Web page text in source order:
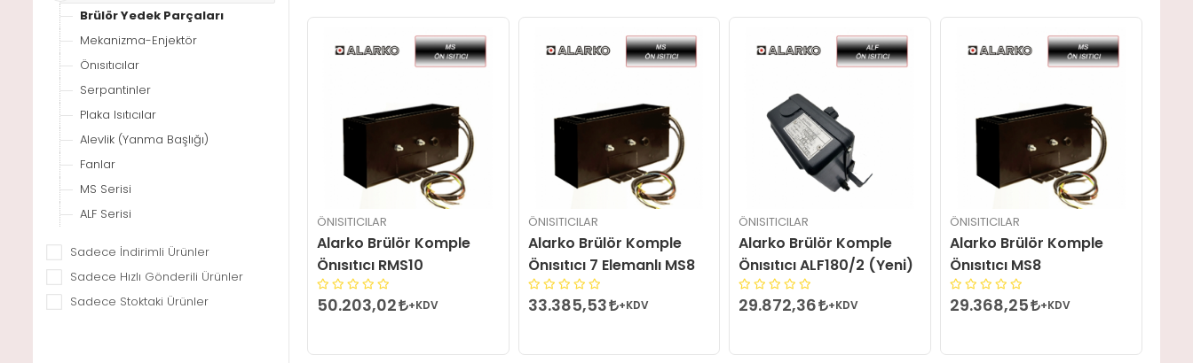
Brülör Yedek Parçaları
Mekanizma-Enjektör
Önısıtıcılar
Serpantinler
Plaka Isıtıcılar
Alevlik (Yanma Başlığı)
Fanlar
MS Serisi
ALF Serisi
Sadece İndirimli Ürünler
Sadece Hızlı Gönderili Ürünler
Sadece Stoktaki Ürünler
ÖNISITICILAR
Alarko Brülör Komple
Önısıtıcı RMS10
50.203,02 +KDV
ÖNISITICILAR
Alarko Brülör Komple
Önısıtıcı 7 Elemanlı MS8
33.385,53 +KDV
ÖNISITICILAR
Alarko Brülör Komple
Önısıtıcı ALF180/2 (Yeni)
29.872,36 +KDV
ÖNISITICILAR
Alarko Brülör Komple
Önısıtıcı MS8
29.368,25 +KDV